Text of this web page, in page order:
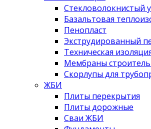
Стекловолокнистый
Базальтовая
Пенопласт
Экструдированный
Техническая
Мембраны
Скорлупы для
ЖБИ
Плиты перекрытия
Плиты дорожные
Сваи ЖБИ